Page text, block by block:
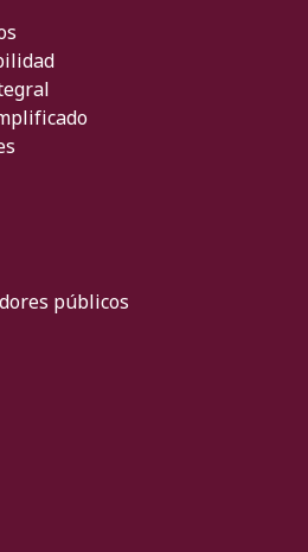
públicos